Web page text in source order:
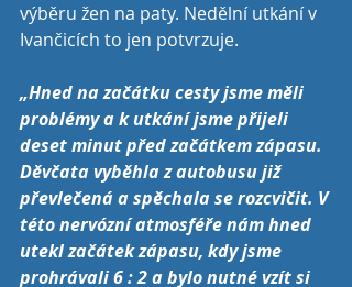
výběru žen na paty. Nedělní utkání v
Ivančicích to jen potvrzuje.
„Hned na začátku cesty jsme měli
problémy a k utkání jsme přijeli
deset minut před začátkem zápasu.
Děvčata vyběhla z autobusu již
převlečená a spěchala se rozcvičit. V
této nervózní atmosféře nám hned
utekl začátek zápasu, kdy jsme
prohrávali 6 : 2 a bylo nutné vzít si